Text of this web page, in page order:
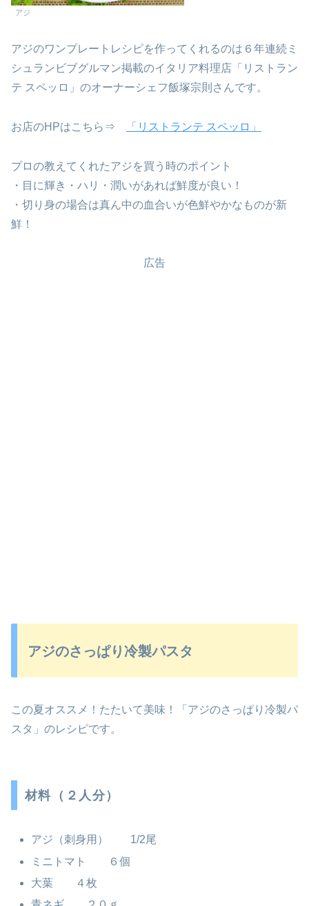
アジ
アジのワンプレートレシピを作ってくれるのは６年連続ミ
シュランビブグルマン掲載のイタリア料理店「リストラン
テ スペッロ」のオーナーシェフ飯塚宗則さんです。
お店のHPはこちら⇒ 「リストランテ スペッロ」
プロの教えてくれたアジを買う時のポイント
・目に輝き・ハリ・潤いがあれば鮮度が良い！
・切り身の場合は真ん中の血合いが色鮮やかなものが新
鮮！
広告
アジのさっぱり冷製パスタ
この夏オススメ！たたいて美味！「アジのさっぱり冷製パ
スタ」のレシピです。
材料（２人分）
アジ（刺身用） 1/2尾
ミニトマト ６個
大葉 ４枚